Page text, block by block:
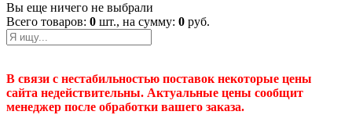
Вы еще ничего не выбрали
Всего товаров: 0 шт., на сумму: 0 руб.
В связи с нестабильностью поставок некоторые цены
сайта недействительны. Актуальные цены сообщит
менеджер после обработки вашего заказа.